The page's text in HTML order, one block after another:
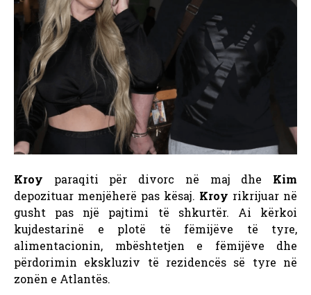
Kroy paraqiti për divorc në maj dhe Kim
depozituar menjëherë pas kësaj. Kroy rikrijuar në
gusht pas një pajtimi të shkurtër. Ai kërkoi
kujdestarinë e plotë të fëmijëve të tyre,
alimentacionin, mbështetjen e fëmijëve dhe
përdorimin ekskluziv të rezidencës së tyre në
zonën e Atlantës.